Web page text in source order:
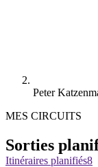
Peter
MES CIRCUITS
Sorties
Itinéraires planifiés8